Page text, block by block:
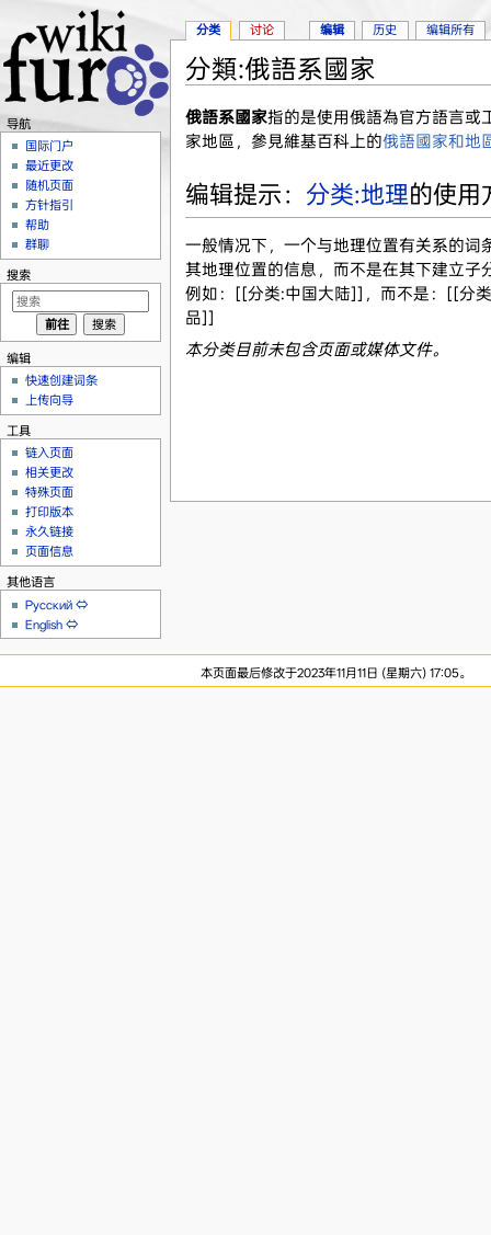
分類:俄語系國家
俄語系國家指的是使用俄語為官方語言或
家地區，參見維基百科上的俄語國家和地
编辑提示： 分类:地理的使用
一般情况下，一个与地理位置有关系的词
其地理位置的信息，而不是在其下建立子
例如：[[分类:中国大陆]]，而不是：[[分
品]]
本分类目前未包含页面或媒体文件。
分类 讨论 编辑 历史 编辑所有
导航
国际门户
最近更改
随机页面
方针指引
帮助
群聊
搜索
编辑
快速创建词条
上传向导
工具
链入页面
相关更改
特殊页面
打印版本
永久链接
页面信息
其他语言
Русский ⇔
English ⇔
本页面最后修改于2023年11月11日 (星期六) 17:05。